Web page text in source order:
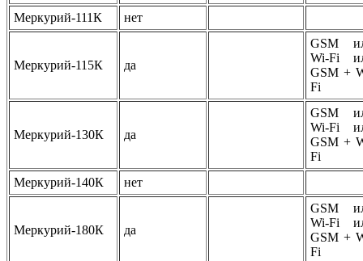
Меркурий-111К
нет
Меркурий-115К да
GSM
Wi-Fi
GSM +
Fi
Меркурий-130К да
GSM
Wi-Fi
GSM +
Fi
Меркурий-140К
нет
Меркурий-180К да
GSM
Wi-Fi
GSM +
Fi